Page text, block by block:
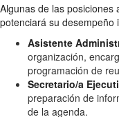
Algunas de las
potenciará su desempeño
Asistente
organización,
programación de
Secretario/a
preparación de
de la agenda.